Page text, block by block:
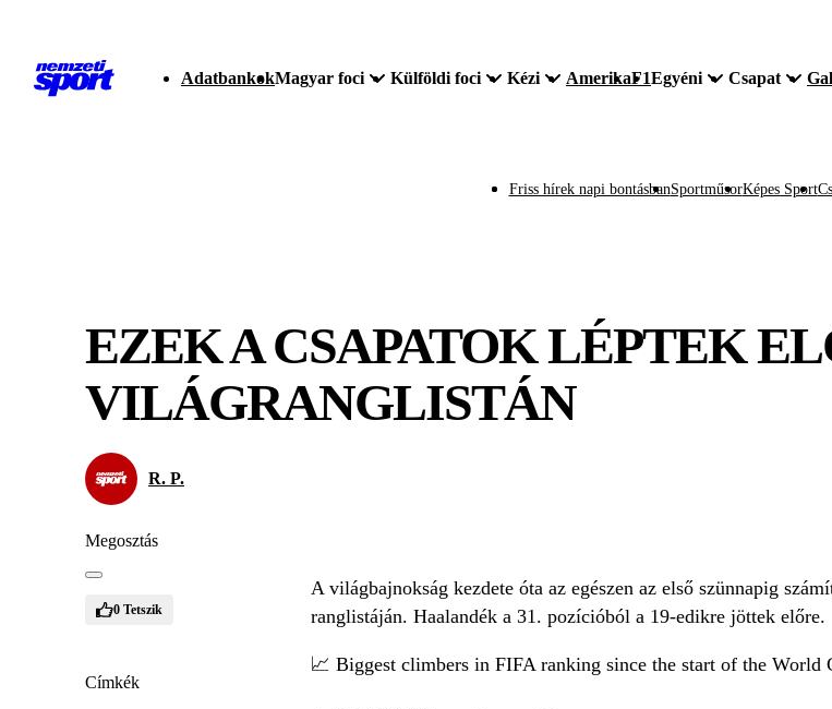
AdatbankokMagyar foci Külföldi foci Kézi AmerikaF1Egyéni Csapat
Friss hírek napi bontásbanSportműsorKépes Sport
EZEK A CSAPATOK LÉPTEK
VILÁGRANGLISTÁN
R. P.
Megosztás
0 Tetszik
Címkék
A világbajnokság kezdete óta az egészen az első szünnapig
ranglistáján. Haalandék a 31. pozícióból a 19-edikre jöttek előre.
📈 Biggest climbers in FIFA ranking since the start of the World